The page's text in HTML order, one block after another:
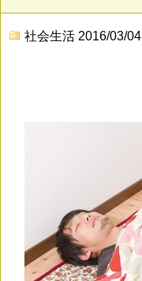
社会生活 2016/03/04